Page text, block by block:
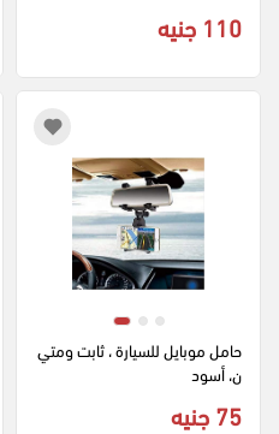
110 جنيه
حامل موبايل للسيارة ، ثابت ومتي
ن، أسود
75 جنيه